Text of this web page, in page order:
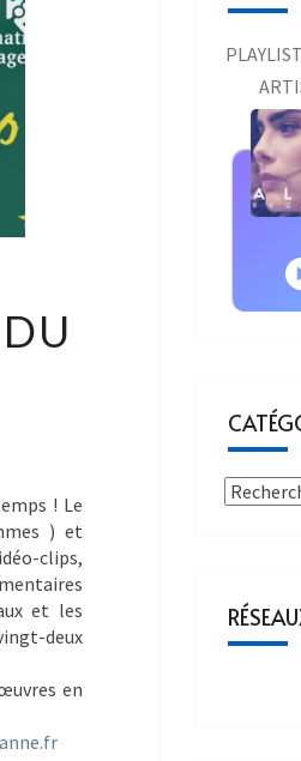
! Le
) et
clips,
et les
deux
en